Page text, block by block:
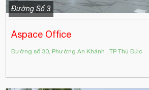
Đường Số 3
Aspace Office
Đường số 30, Phường An Khánh , TP Thủ Đức